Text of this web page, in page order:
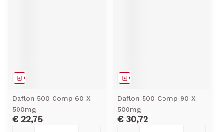
Geneesmiddel
Daflon 500 Comp 60 X
500mg
€ 22,75
Geneesmiddel
Daflon 500 Comp 90 X
500mg
€ 30,72